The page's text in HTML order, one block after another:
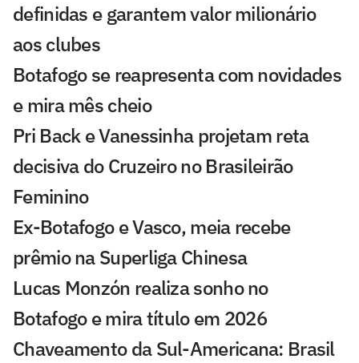
definidas e garantem valor milionário
aos clubes
Botafogo se reapresenta com novidades
e mira mês cheio
Pri Back e Vanessinha projetam reta
decisiva do Cruzeiro no Brasileirão
Feminino
Ex-Botafogo e Vasco, meia recebe
prêmio na Superliga Chinesa
Lucas Monzón realiza sonho no
Botafogo e mira título em 2026
Chaveamento da Sul-Americana: Brasil